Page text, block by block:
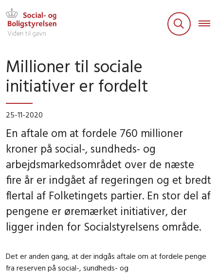
Millioner til sociale
initiativer er fordelt
25-11-2020
En aftale om at fordele 760 millioner
kroner på social-, sundheds- og
arbejdsmarkedsområdet over de næste
fire år er indgået af regeringen og et bredt
flertal af Folketingets partier. En stor del af
pengene er øremærket initiativer, der
ligger inden for Socialstyrelsens område.
Det er anden gang, at der indgås aftale om at fordele penge
fra reserven på social-, sundheds- og